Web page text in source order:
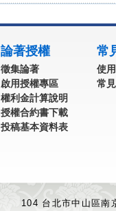
論著授權
徵集論著
啟用授權專區
權利金計算說明
授權合約書下載
投稿基本資料表
常
使
常
104 台北市中山區